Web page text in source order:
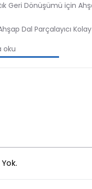
Geri Dönüşümü için
Dal Parçalayıcı
oku